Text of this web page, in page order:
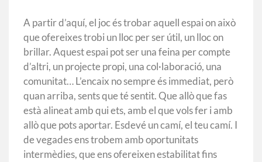
A partir d’aquí, el joc és trobar aquell espai on això
que ofereixes trobi un lloc per ser útil, un lloc on
brillar. Aquest espai pot ser una feina per compte
d’altri, un projecte propi, una col·laboració, una
comunitat… L’encaix no sempre és immediat, però
quan arriba, sents que té sentit. Que allò que fas
està alineat amb qui ets, amb el que vols fer i amb
allò que pots aportar. Esdevé un camí, el teu camí. I
de vegades ens trobem amb oportunitats
intermèdies, que ens ofereixen estabilitat fins